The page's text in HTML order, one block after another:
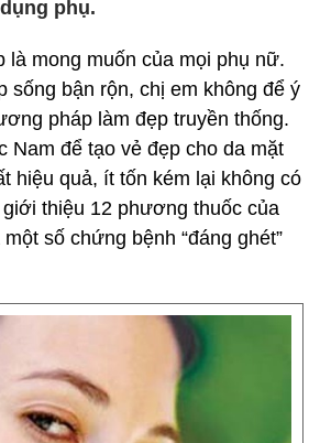
phụ.
là mong muốn của mọi phụ nữ.
sống bận rộn, chị em không để ý
pháp làm đẹp truyền thống.
Nam để tạo vẻ đẹp cho da mặt
hiệu quả, ít tốn kém lại không có
thiệu 12 phương thuốc của
số chứng bệnh “đáng ghét”